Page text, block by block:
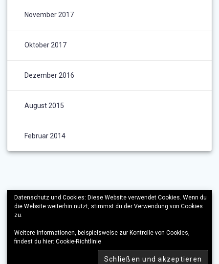
November 2017
Oktober 2017
Dezember 2016
August 2015
Februar 2014
Datenschutz und Cookies: Diese Website verwendet Cookies. Wenn du
die Website weiterhin nutzt, stimmst du der Verwendung von Cookies
zu.
Weitere Informationen, beispielsweise zur Kontrolle von Cookies,
findest du hier: Cookie-Richtlinie